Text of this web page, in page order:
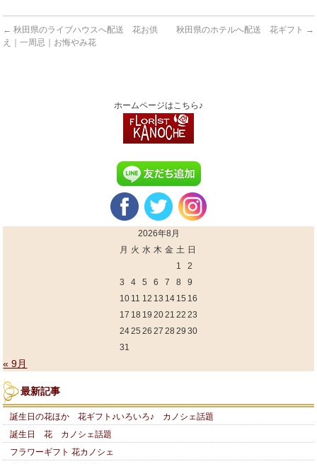
← 秋田県のライブハウスへ配送 花お供
え｜一周忌｜お悔やみ花
秋田県のホテルへ配送 花ギフト →
ホームページはこちら♪
2026年8月
月 火 水 木 金 土 日
1
2
3
4 5 6 7 8
9
10 11 12 13 14 15 16
17 18 19 2021 22 23
2425 26 27 28 29 30
31
« 9月
最新記事
誕生日の花ほか 花ギフト♪いろいろ♪ カノシェ話題
誕生日 花 カノシェ話題
フラワーギフト 花カノシェ